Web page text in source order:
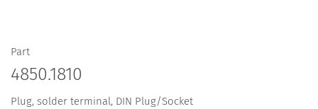
Part
4850.1810
Plug, solder terminal, DIN Plug/Socket